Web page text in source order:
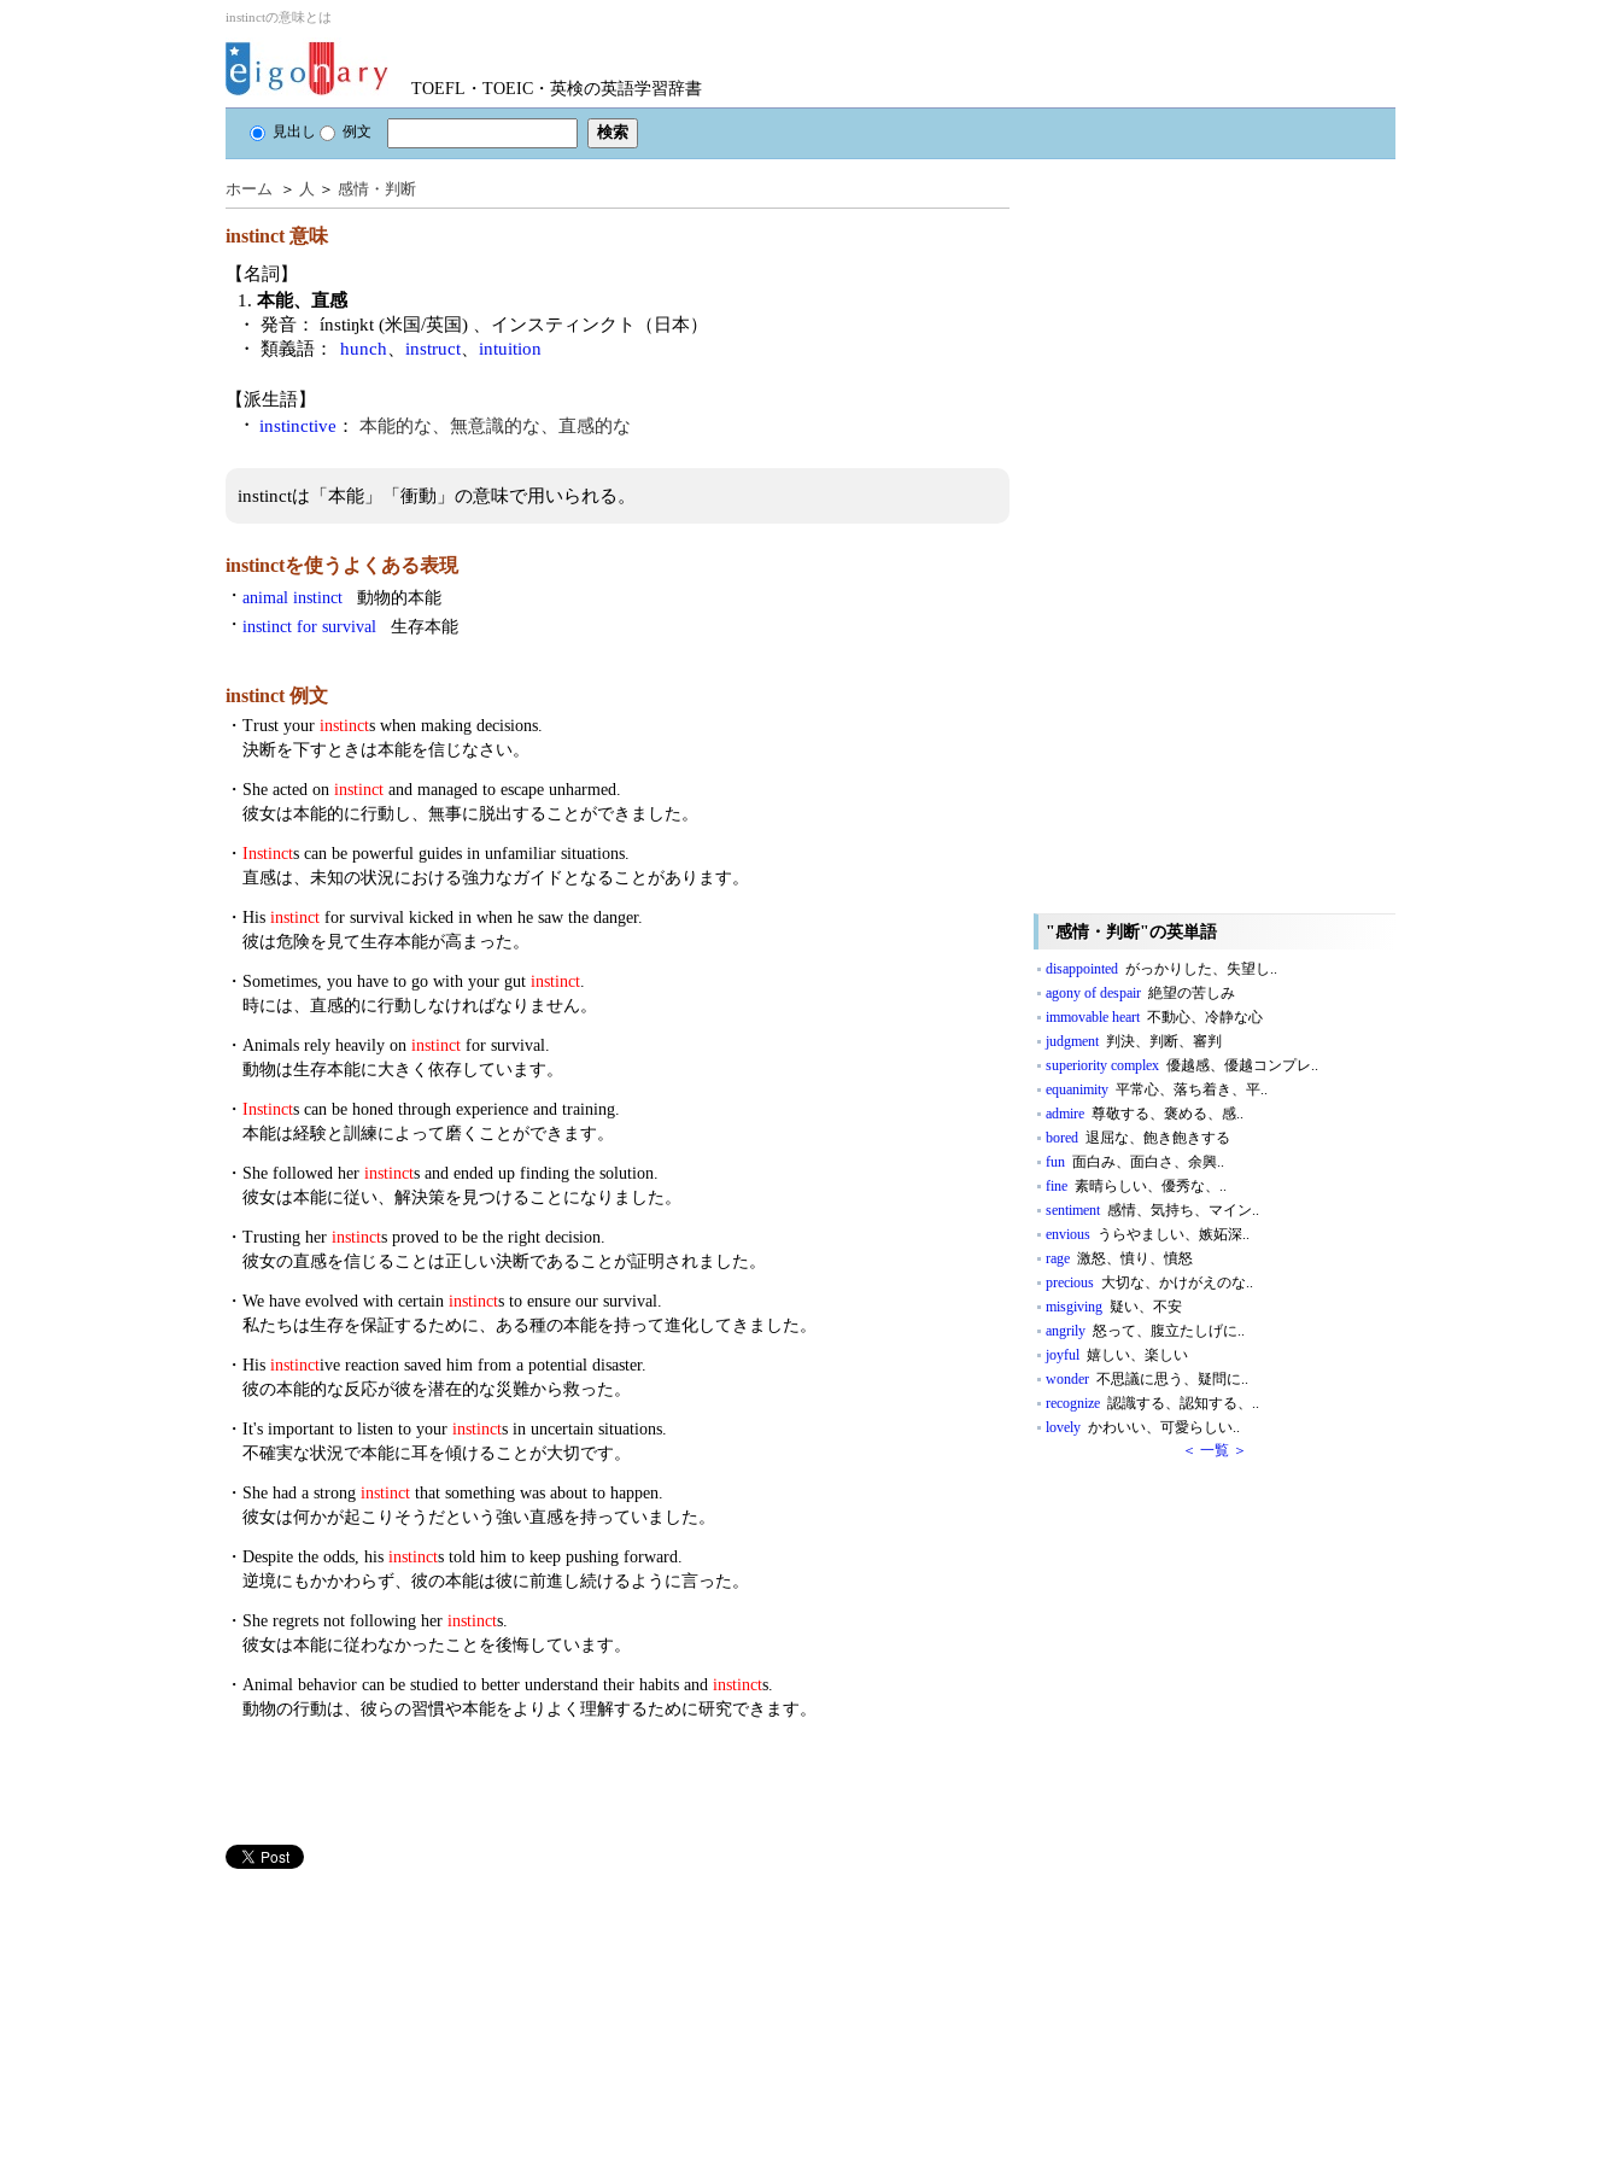
instinctの意味とは
TOEFL・TOEIC・英検の英語学習辞書
見出し 例文
ホーム ＞ 人 ＞ 感情・判断
instinct 意味
【名詞】
1. 本能、直感
・ 発音：
ínstiŋkt (米国/英国)
、インスティンクト（日本）
・ 類義語：
hunch instruct intuition
【派生語】
・ instinctive ： 本能的な、無意識的な、直感的な
instinctは「本能」「衝動」の意味で用いられる。
instinctを使うよくある表現
・ animal instinct
動物的本能
・ instinct for survival 生存本能
instinct 例文
・ Trust your instincts when making decisions.
決断を下すときは本能を信じなさい。
・ She acted on instinct and managed to escape unharmed.
彼女は本能的に行動し、無事に脱出することができました。
・ Instincts can be powerful guides in unfamiliar situations.
直感は、未知の状況における強力なガイドとなることがあります。
・ His instinct for survival kicked in when he saw the danger.
彼は危険を見て生存本能が高まった。
・ Sometimes, you have to go with your gut instinct.
時には、直感的に行動しなければなりません。
・ Animals rely heavily on instinct for survival.
動物は生存本能に大きく依存しています。
・ Instincts can be honed through experience and training.
本能は経験と訓練によって磨くことができます。
・ She followed her instincts and ended up finding the solution.
彼女は本能に従い、解決策を見つけることになりました。
・ Trusting her instincts proved to be the right decision.
彼女の直感を信じることは正しい決断であることが証明されました。
・ We have evolved with certain instincts to ensure our survival.
私たちは生存を保証するために、ある種の本能を持って進化してきました。
・ His instinctive reaction saved him from a potential disaster.
彼の本能的な反応が彼を潜在的な災難から救った。
・ It's important to listen to your instincts in uncertain situations.
不確実な状況で本能に耳を傾けることが大切です。
・ She had a strong instinct that something was about to happen.
彼女は何かが起こりそうだという強い直感を持っていました。
・ Despite the odds, his instincts told him to keep pushing forward.
逆境にもかかわらず、彼の本能は彼に前進し続けるように言った。
・ She regrets not following her instincts.
彼女は本能に従わなかったことを後悔しています。
・ Animal behavior can be studied to better understand their habits and instincts.
動物の行動は、彼らの習慣や本能をよりよく理解するために研究できます。
"感情・判断"の英単語
disappointed がっかりした、失望し..
agony of despair 絶望の苦しみ
immovable heart不動心、冷静な心
judgment判決、判断、審判
superiority complex 優越感、優越コンプレ..
equanimity 平常心、落ち着き、平..
admire 尊敬する、褒める、感..
bored 退屈な、飽き飽きする
fun 面白み、面白さ、余興..
fine 素晴らしい、優秀な、..
sentiment感情、気持ち、マイン..
envious うらやましい、嫉妬深..
rage 激怒、憤り、憤怒
precious 大切な、かけがえのな..
misgiving 疑い、不安
angrily 怒って、腹立たしげに..
joyful 嬉しい、楽しい
wonder 不思議に思う、疑問に..
recognize 認識する、認知する、..
lovely かわいい、可愛らしい..
＜ 一覧 ＞